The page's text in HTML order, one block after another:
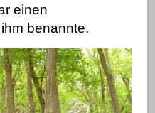
einen
benannte.